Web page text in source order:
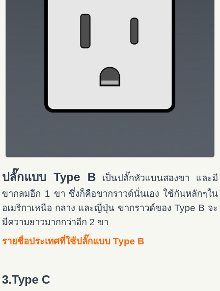
ปลั๊กแบบ Type B เป็นปลั๊กหัวแบนสองขา และมี
ขากลมอีก 1 ขา ซึ่งก็คือขากราวด์นั่นเอง ใช้กันหลักๆใน
อเมริกาเหนือ กลาง และญี่ปุ่น ขากราวด์ของ Type B จะ
มีความยาวมากกว่าอีก 2 ขา
รายชื่อประเทศที่ใช้ปลั๊กแบบ Type B
3.Type C